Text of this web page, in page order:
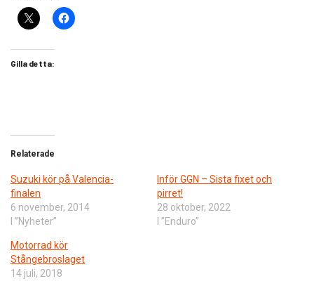
Gilla detta:
Relaterade
Suzuki kör på Valencia-
finalen
6 november, 2014
I ”Nyheter”
Inför GGN – Sista fixet och
pirret!
28 oktober, 2022
I ”Enduro”
Motorrad kör
Stångebroslaget
14 juli, 2018